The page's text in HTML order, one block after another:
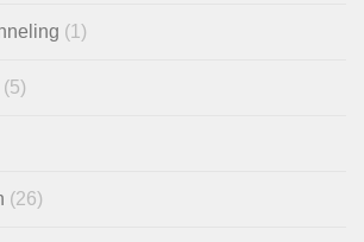
(1)
(5)
(26)